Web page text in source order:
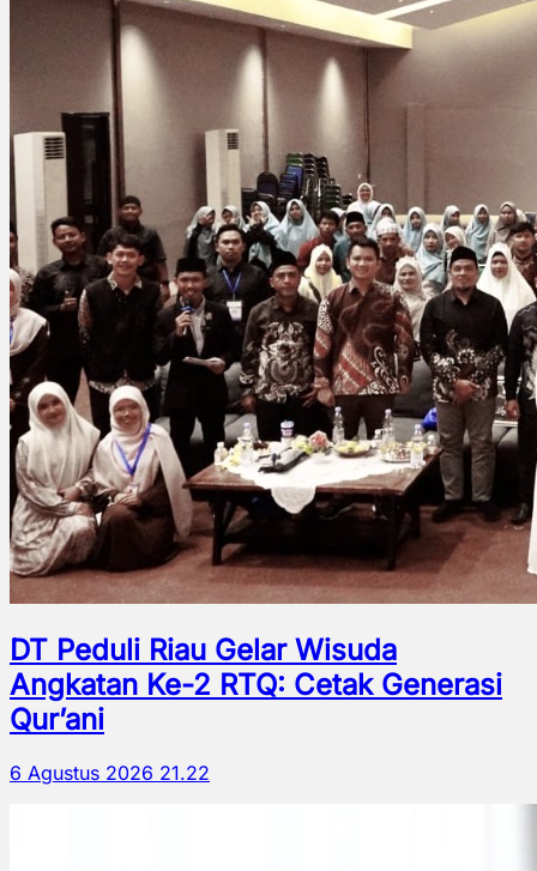
DT Peduli Riau Gelar Wisuda
Angkatan Ke-2 RTQ: Cetak Generasi
Qur’ani
6 Agustus 2026 21.22